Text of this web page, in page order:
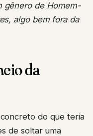
gênero de Homem-
algo bem fora da
da
do que teria
de soltar uma